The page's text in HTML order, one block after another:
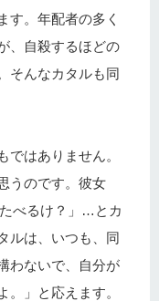
す。年配者の多く
、自殺するほどの
そんなカタルも同
はありません。
うのです。彼女
べるけ？」…とカ
ルは、いつも、同
わないで、自分が
」と応えます。